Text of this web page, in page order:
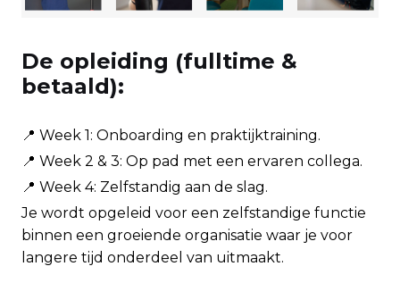
De opleiding (fulltime &
betaald):
📍 Week 1: Onboarding en praktijktraining.
📍 Week 2 & 3: Op pad met een ervaren collega.
📍 Week 4: Zelfstandig aan de slag.
Je wordt opgeleid voor een zelfstandige functie
binnen een groeiende organisatie waar je voor
langere tijd onderdeel van uitmaakt.